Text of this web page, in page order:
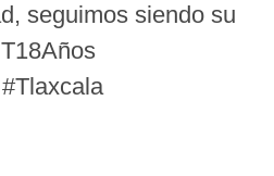
seguimos siendo su